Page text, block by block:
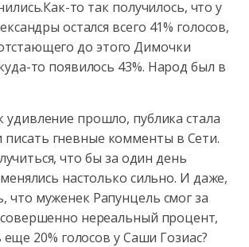
то так получилось, что у
остался всего 41% голосов,
до этого Димочки
то появилось 43%. Народ был в
удивление прошло, публика стала
писать гневные комменты в Сети.
что бы за один день
настолько сильно. И даже,
что муженек Рапунцель смог за
совершенно нереальный процент,
еще 20% голосов у Саши Гозиас?